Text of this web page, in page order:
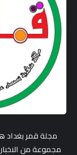
مجلة قمر
مجموعة من الاخبار